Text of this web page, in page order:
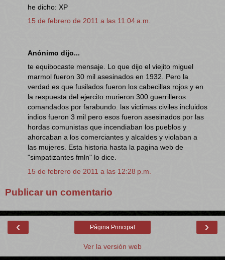
he dicho: XP
15 de febrero de 2011 a las 11:04 a.m.
Anónimo dijo...
te equibocaste mensaje. Lo que dijo el viejito miguel
marmol fueron 30 mil asesinados en 1932. Pero la
verdad es que fusilados fueron los cabecillas rojos y en
la respuesta del ejercito murieron 300 guerrilleros
comandados por farabundo. las victimas civiles incluidos
indios fueron 3 mil pero esos fueron asesinados por las
hordas comunistas que incendiaban los pueblos y
ahorcaban a los comerciantes y alcaldes y violaban a
las mujeres. Esta historia hasta la pagina web de
"simpatizantes fmln" lo dice.
15 de febrero de 2011 a las 12:28 p.m.
Publicar un comentario
‹ ›
Página Principal
Ver la versión web